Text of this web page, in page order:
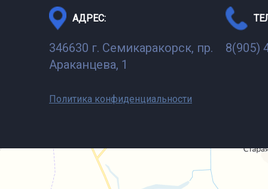
АДРЕС:
346630 г. Семикаракорск, пр.
Араканцева, 1
Политика конфиденциальности
8(905)